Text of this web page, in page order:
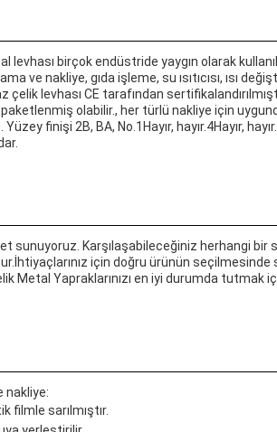
levhası birçok endüstride yaygın olarak
ve nakliye, gıda işleme, su ısıtıcısı, ısı
levhası CE tarafından
olabilir., her türlü nakliye için
finişi 2B, BA, No.1Hayır, hayır.4Hayır,
sunuyoruz. Karşılaşabileceğiniz herhangi bir
için doğru ürünün
Metal Yapraklarınızı en iyi durumda tutmak
nakliye:
sarılmıştır.